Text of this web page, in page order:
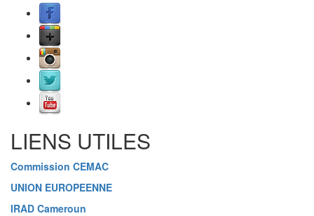
LIENS UTILES
Commission CEMAC
UNION EUROPEENNE
IRAD Cameroun